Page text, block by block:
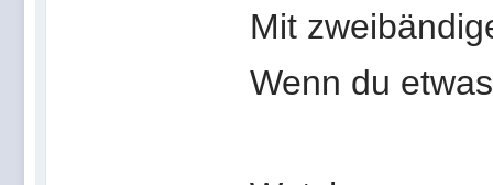
Mit
Wenn du